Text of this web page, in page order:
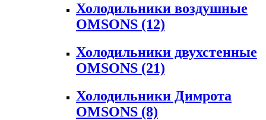
Холодильники воздушные
OMSONS (12)
Холодильники двухстенные
OMSONS (21)
Холодильники Димрота
OMSONS (8)